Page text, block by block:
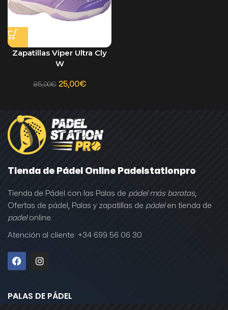
Zapatillas Viper Ultra Cly
W
85,00€ 25,00€
Tienda de Pádel Online Padelstationpro
Tienda de Pádel con las Palas de pádel más baratas,
Ofertas de pádel, Palas y zapatillas de pádelen tienda de
padelonline.
Atención al cliente: +34 699 56 06 30
PALAS DE PÁDEL